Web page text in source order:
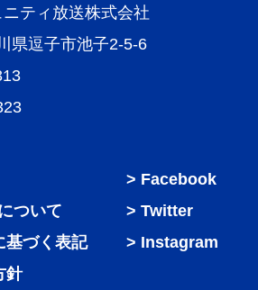
ティ放送株式会社
県逗子市池子2-5-6
ついて
基づく表記
針
Facebook
Twitter
Instagram